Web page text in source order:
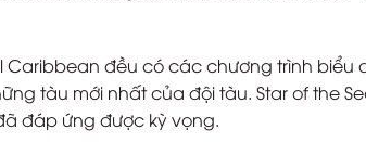
đều có các chương trình biểu
tàu mới nhất của đội tàu. Star of the
đáp ứng được kỳ vọng.